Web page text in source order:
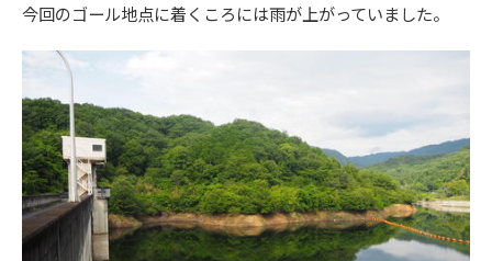
今回のゴール地点に着くころには雨が上がっていました。